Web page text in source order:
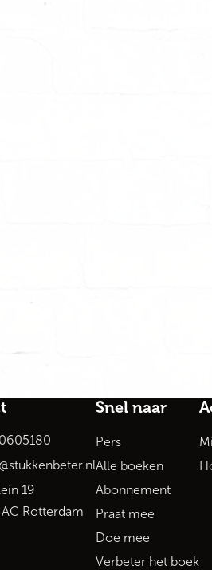
19
Rotterdam
Snel naar
Pers
Alle boeken
Abonnement
Praat mee
Doe mee
Verbeter het boek